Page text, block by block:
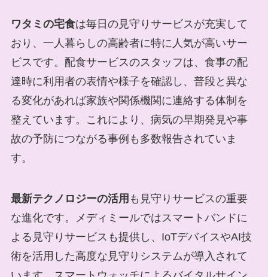
ワタミの宅食は毎日の見守りサービスが充実して
おり、一人暮らしの高齢者に特に人気が高いサー
ビスです。配食サービスのスタッフは、食事の配
達時に利用者の表情や様子を確認し、普段と異な
る変化があれば家族や関係機関に連絡する体制を
整えています。これにより、病気の早期発見や事
故の予防につながる事例も多数報告されていま
す。
最新テクノロジーの活用 も見守りサービスの重要
な進化です。メディミールではスマートバンドに
よる見守りサービスも提供し、IoTデバイスやAI技
術を活用した高度な見守りシステムが導入されて